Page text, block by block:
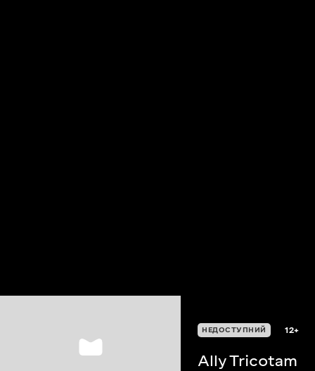
НЕДОСТУПНИЙ 12+
Ally Tricotam